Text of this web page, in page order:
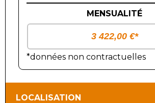
MENSUALITÉ
*données non contractuelles
LOCALISATION